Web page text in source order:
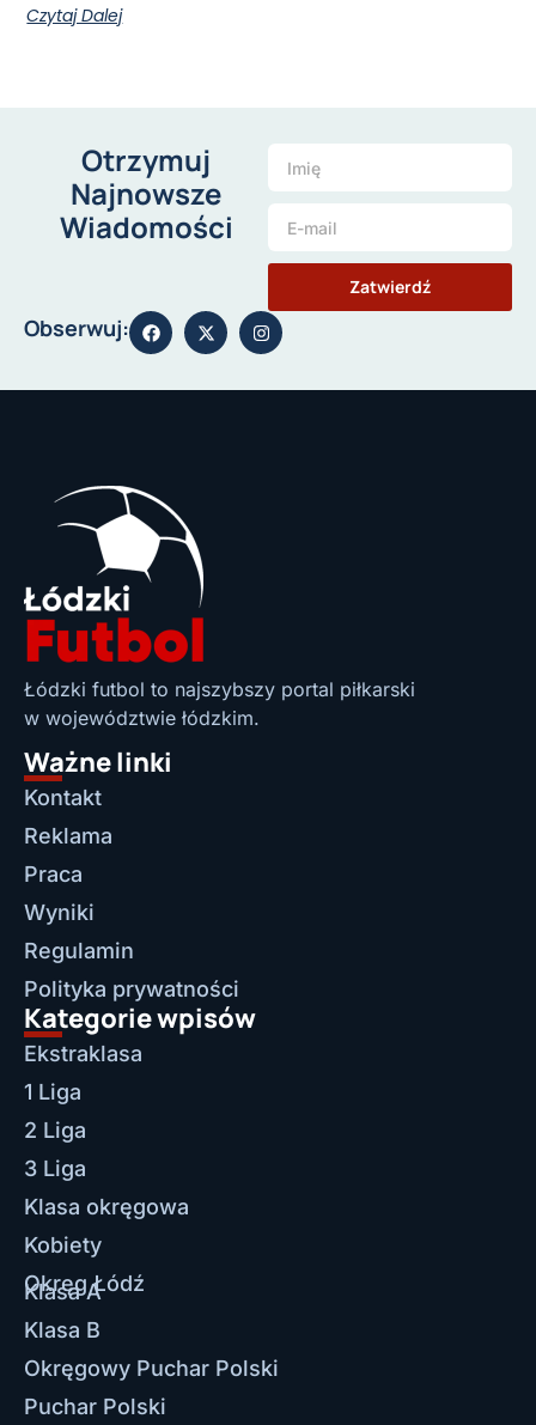
Czytaj Dalej
Otrzymuj
Najnowsze
Wiadomości
Zatwierdź
Obserwuj:
Łódzki futbol to najszybszy portal piłkarski
w województwie łódzkim.
Ważne linki
Kontakt
Reklama
Praca
Wyniki
Regulamin
Polityka prywatności
Kategorie wpisów
Ekstraklasa
1 Liga
2 Liga
3 Liga
Klasa okręgowa
Kobiety
Okręg Łódź
Klasa A
Klasa B
Okręgowy Puchar Polski
Puchar Polski